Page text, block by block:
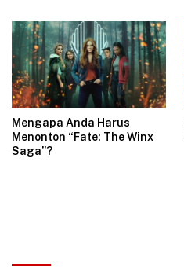
Mengapa Anda Harus
Menonton “Fate: The Winx
Saga”?